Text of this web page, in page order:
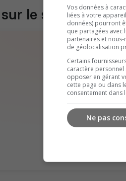
le serveur
Vous devez
Vos données à
liées à votre
données) pourront
que partagées avec
partenaires et
de géolocalisation
Certains
caractère personnel
opposer en gérant
cette page ou dans
consentement dans
Ne pas